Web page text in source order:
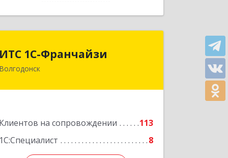
ИТС 1С-Франчайзи
Волгодонск
Клиентов на сопровождении
113
1С:Специалист
8
ИТС 1С-Франчайзи
347380, Ростовская обл, Волгодонск г,